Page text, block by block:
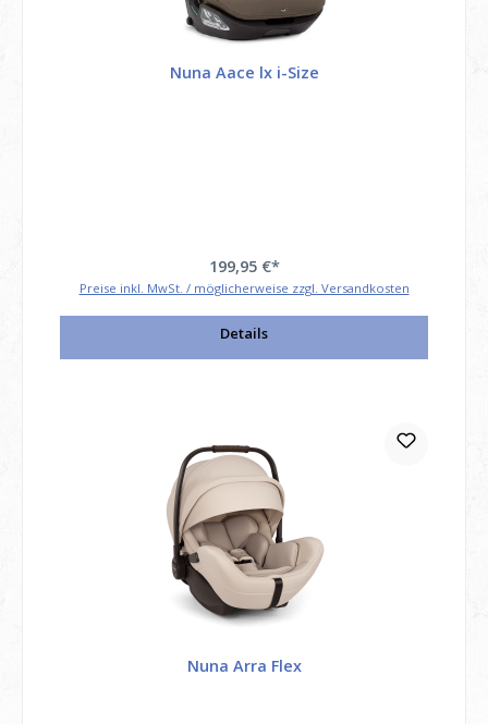
Nuna Aace lx i-Size
199,95 €*
Preise inkl. MwSt. / möglicherweise zzgl. Versandkosten
Details
Nuna Arra Flex